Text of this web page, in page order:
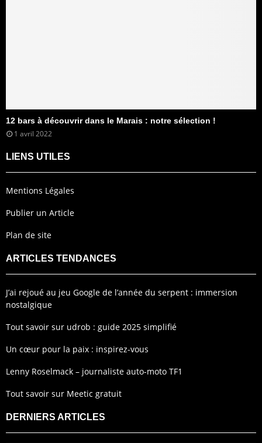
12 bars à découvrir dans le Marais : notre sélection !
1 avril 2022
LIENS UTILES
Mentions Légales
Publier un Article
Plan de site
ARTICLES TENDANCES
J’ai rejoué au jeu Google de l’année du serpent : immersion
nostalgique
Tout savoir sur udrob : guide 2025 simplifié
Un cœur pour la paix : inspirez-vous
Lenny Roselmack – journaliste auto-moto TF1
Tout savoir sur Meetic gratuit
DERNIERS ARTICLES